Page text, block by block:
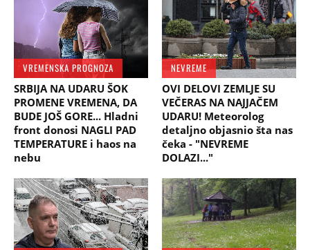
VREMENSKA PROGNOZA
SRBIJA NA UDARU ŠOK
PROMENE VREMENA, DA
BUDE JOŠ GORE... Hladni
front donosi NAGLI PAD
TEMPERATURE i haos na
nebu
NEVREME
OVI DELOVI ZEMLJE SU
VEČERAS NA NAJJAČEM
UDARU! Meteorolog
detaljno objasnio šta nas
čeka - "NEVREME
DOLAZI..."